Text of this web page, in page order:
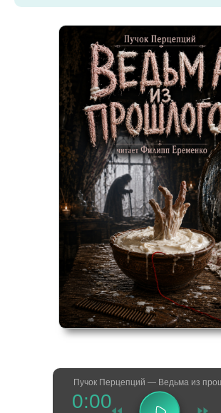
Пучок Перцепций — Ведьма из
0:00